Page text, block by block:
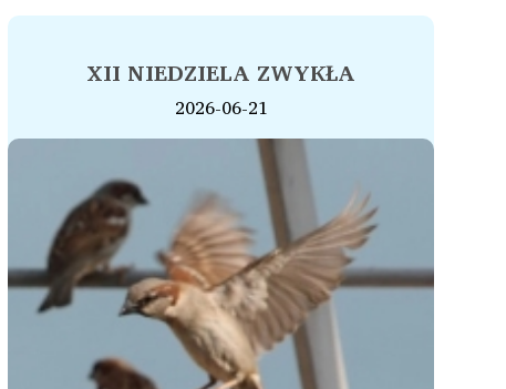
XII NIEDZIELA ZWYKŁA
2026-06-21